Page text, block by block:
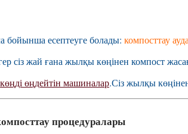
Bahasa Indonesia
бойынша есептеуге болады: компосттау
сіз жай ғана жылқы көңінен компост
көңді өңдейтін машиналар.Сіз жылқы
процедуралары